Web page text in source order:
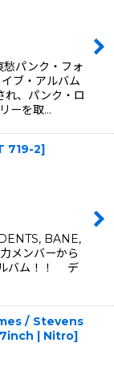
パンク・フォ
ブ・アルバム
、パンク・ロ
ーを取…
719-2]
BANE,
メンバーから
バム！！ デ
/ Stevens
| Nitro]